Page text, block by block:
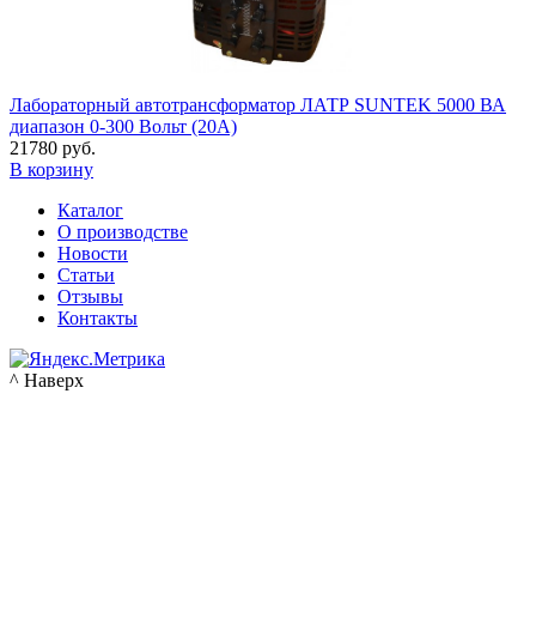
Лабораторный автотрансформатор ЛАТР SUNTEK 5000 ВА
диапазон 0-300 Вольт (20А)
21780 руб.
В корзину
Каталог
О производстве
Новости
Статьи
Отзывы
Контакты
^ Наверх